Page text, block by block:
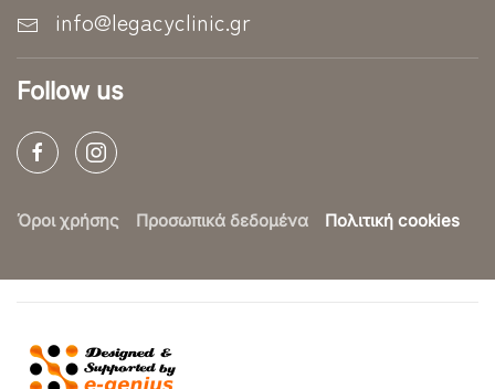
info@legacyclinic.gr
Follow us
Όροι χρήσης Προσωπικά δεδομένα Πολιτική cookies